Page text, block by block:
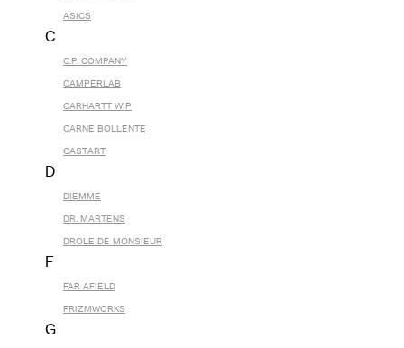
ASICS
C
C.P. COMPANY
CAMPERLAB
CARHARTT WIP
CARNE BOLLENTE
CASTART
D
DIEMME
DR. MARTENS
DROLE DE MONSIEUR
F
FAR AFIELD
FRIZMWORKS
G